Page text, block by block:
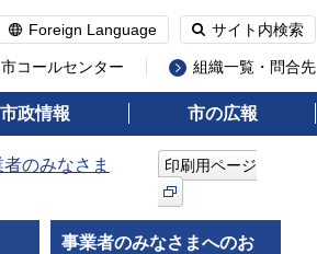
Foreign Language サイト内検索
コールセンター 組織一覧・問合先
市政情報 市の広報
のみなさま 印刷用ページ
事業者のみなさまへのお